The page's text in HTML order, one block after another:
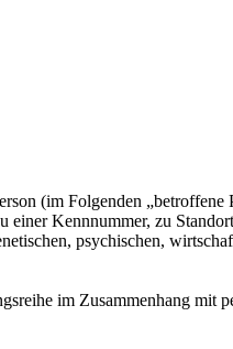
(im Folgenden
Kennnummer, zu
psychischen,
im Zusammenhang